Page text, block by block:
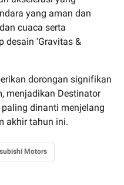
yang aman dan
cuaca serta
‘Gravitas &
dorongan signifikan
menjadikan Destinator
dinanti menjelang
akhir tahun ini.
Motors